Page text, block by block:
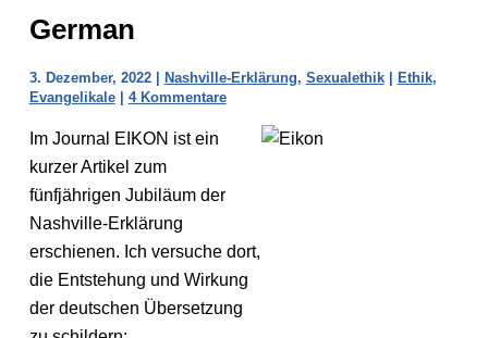
German
3. Dezember, 2022 | Nashville-Erklärung, Sexualethik| Ethik,
Evangelikale| 4 Kommentare
Im Journal EIKON ist ein
kurzer Artikel zum
fünfjährigen Jubiläum der
Nashville-Erklärung
erschienen. Ich versuche dort,
die Entstehung und Wirkung
der deutschen Übersetzung